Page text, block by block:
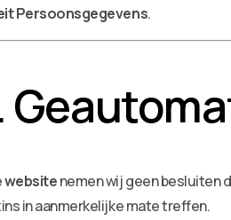
Persoonsgegevens.
websitenemen wij geen besluiten
in aanmerkelijke mate treffen.